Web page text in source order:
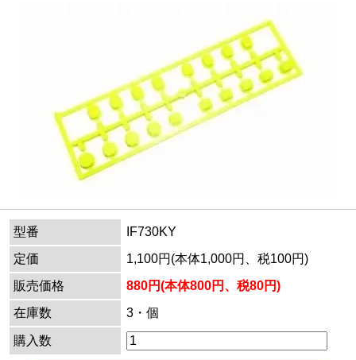
型番
IF730KY
定価
1,100円(本体1,000円、税100円)
販売価格
880円(本体800円、税80円)
在庫数
3・個
購入数